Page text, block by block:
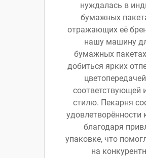
нуждалась в
бумажных
отражающих её
нашу машину
бумажных
добиться ярких
соответствующей
стилю. Пекарня
удовлетворённости
благодаря
упаковке, что
на